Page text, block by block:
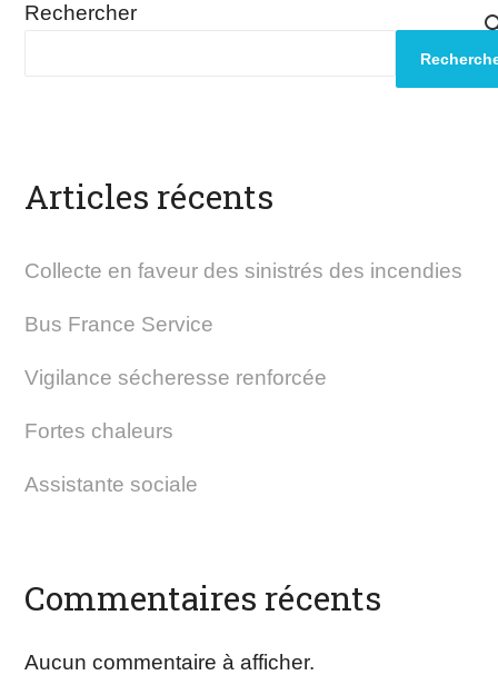
Rechercher
Articles récents
Collecte en faveur des sinistrés des incendies
Bus France Service
Vigilance sécheresse renforcée
Fortes chaleurs
Assistante sociale
Commentaires récents
Aucun commentaire à afficher.